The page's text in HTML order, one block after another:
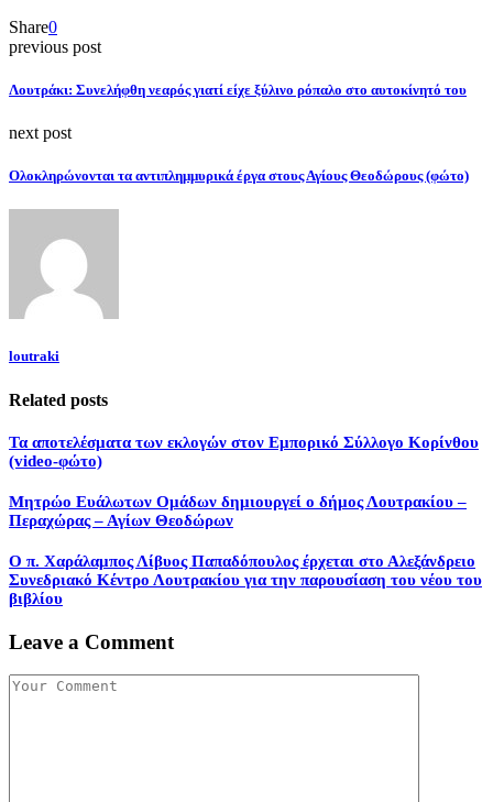
Share0
previous post
Λουτράκι: Συνελήφθη νεαρός γιατί είχε ξύλινο ρόπαλο στο αυτοκίνητό του
next post
Ολοκληρώνονται τα αντιπλημμυρικά έργα στους Αγίους Θεοδώρους (φώτο)
loutraki
Related posts
Τα αποτελέσματα των εκλογών στον Εμπορικό Σύλλογο Κορίνθου
(video-φώτο)
Μητρώο Ευάλωτων Ομάδων δημιουργεί ο δήμος Λουτρακίου –
Περαχώρας – Αγίων Θεοδώρων
Ο π. Χαράλαμπος Λίβυος Παπαδόπουλος έρχεται στο Αλεξάνδρειο
Συνεδριακό Κέντρο Λουτρακίου για την παρουσίαση του νέου του
βιβλίου
Leave a Comment